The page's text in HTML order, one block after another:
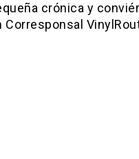
crónica y
Corresponsal